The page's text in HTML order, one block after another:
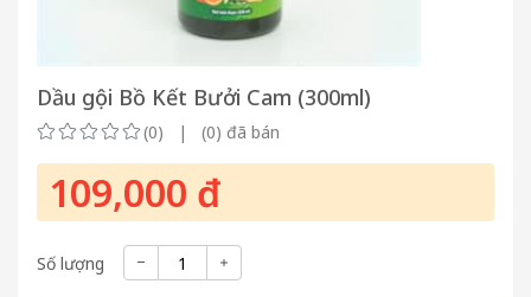
Dầu gội Bồ Kết Bưởi Cam (300ml)
(0) | (0) đã bán
109,000 đ
Số lượng